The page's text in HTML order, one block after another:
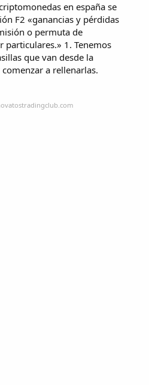
en españa se
F2 «ganancias y pérdidas
o permuta de
particulares.» 1. Tenemos
que van desde la
a rellenarlas.